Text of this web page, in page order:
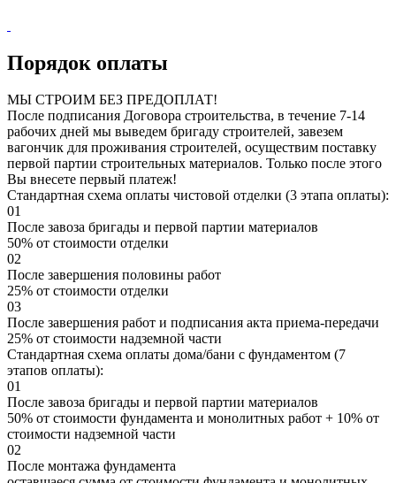
Порядок оплаты
МЫ СТРОИМ БЕЗ ПРЕДОПЛАТ!
После подписания Договора строительства, в течение 7-14
рабочих дней мы выведем бригаду строителей, завезем
вагончик для проживания строителей, осуществим поставку
первой партии строительных материалов. Только после этого
Вы внесете первый платеж!
Стандартная схема оплаты чистовой отделки (3 этапа оплаты):
01
После завоза бригады и первой партии материалов
50% от стоимости отделки
02
После завершения половины работ
25% от стоимости отделки
03
После завершения работ и подписания акта приема-передачи
25% от стоимости надземной части
Стандартная схема оплаты дома/бани с фундаментом (7
этапов оплаты):
01
После завоза бригады и первой партии материалов
50% от стоимости фундамента и монолитных работ + 10% от
стоимости надземной части
02
После монтажа фундамента